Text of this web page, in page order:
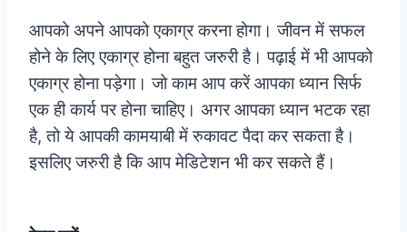
आपको अपने आपको एकाग्र करना होगा। जीवन में सफल
होने के लिए एकाग्र होना बहुत जरुरी है। पढ़ाई में भी आपको
एकाग्र होना पड़ेगा। जो काम आप करें आपका ध्यान सिर्फ
एक ही कार्य पर होना चाहिए। अगर आपका ध्यान भटक रहा
है, तो ये आपकी कामयाबी में रुकावट पैदा कर सकता है।
इसलिए जरुरी है कि आप मेडिटेशन भी कर सकते हैं।